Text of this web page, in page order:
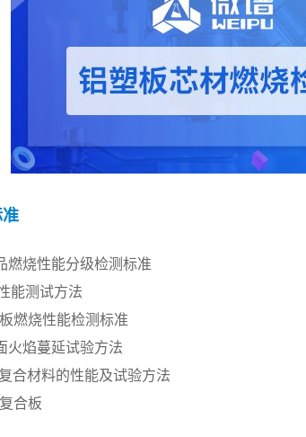
燃烧性能分级检测标准
能测试方法
燃烧性能检测标准
火焰蔓延试验方法
合材料的性能及试验方法
合板